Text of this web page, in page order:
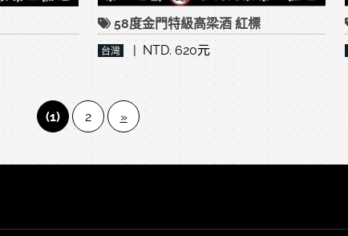
58度金門特級高梁酒 紅標
台灣 | NTD. 620元
(1) 2 »